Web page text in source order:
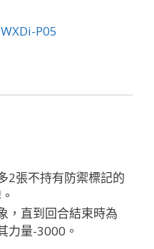
WXDi-P05
2張不持有防禦標記的
，直到回合結束時為
力量-3000。